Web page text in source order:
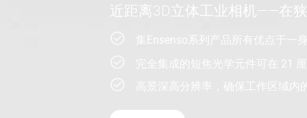
近距离3D立体工业相机——在
集Ensenso系列产品所有优点于一
完全集成的短焦光学元件可在 21
高景深高分辨率，确保工作区域